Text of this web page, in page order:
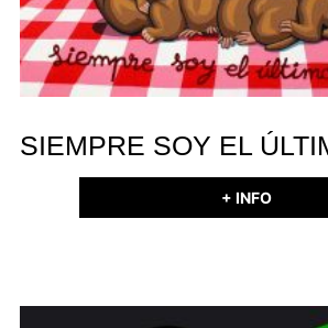
SIEMPRE SOY EL
+ INFO